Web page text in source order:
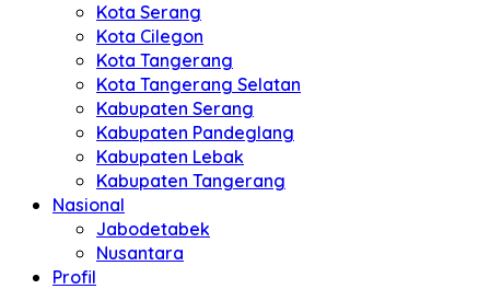
Kota Serang
Kota Cilegon
Kota Tangerang
Kota Tangerang Selatan
Kabupaten Serang
Kabupaten Pandeglang
Kabupaten Lebak
Kabupaten Tangerang
Nasional
Jabodetabek
Nusantara
Profil